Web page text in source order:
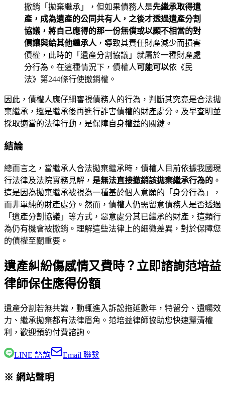
撤銷「拋棄繼承」，但如果債務人是先繼承取得遺
產，成為遺產的公同共有人，之後才透過遺產分割
協議，將自己應得的那一份無償或以顯不相當的對
價讓與給其他繼承人 ，導致其責任財產減少而損害
債權，此時的「遺產分割協議」就屬於一種財產處
分行為。在這種情況下，債權人可能可以依《民
法》第244條行使撤銷權。
因此，債權人應仔細審視債務人的行為，判斷其究竟是合法拋
棄繼承，還是繼承後再進行詐害債權的財產處分。及早查明並
採取適當的法律行動，是保障自身權益的關鍵。
結論
總而言之，當繼承人合法拋棄繼承時，債權人目前依據我國現
行法律及法院實務見解， 是無法直接撤銷該拋棄繼承行為的 。
這是因為拋棄繼承被視為一種基於個人意願的「身分行為」，
而非單純的財產處分。然而，債權人仍需留意債務人是否透過
「遺產分割協議」等方式，惡意處分其已繼承的財產，這類行
為仍有機會被撤銷。理解這些法律上的細微差異，對於保障您
的債權至關重要。
遺產糾紛傷感情又費時？立即諮詢范培益
律師保住應得份額
遺產分割若無共識，動輒進入訴訟拖延數年，特留分、遺囑效
力、繼承拋棄都有法律眉角。 范培益律師協助您快速釐清權
利，歡迎預約付費諮詢。
LINE 諮詢 Email 聯繫
※ 網站聲明